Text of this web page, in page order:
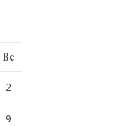
Вс
2
9